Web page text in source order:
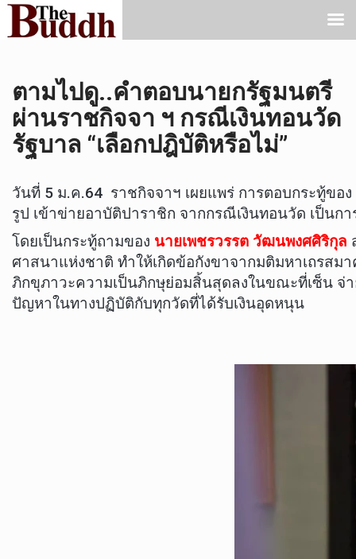
ตามไปดู..คำตอบนายกรัฐมนตรี
ผ่านราชกิจจา ฯ กรณีเงินทอนวัด
รัฐบาล “เลือกปฎิบัติหรือไม่”
วันที่ 5 ม.ค.64 ราชกิจจาฯ เผยแพร่ การตอบกระทู้ขอ
รูป เข้าข่ายอาบัติปาราชิก จากกรณีเงินทอนวัด เป็น
โดยเป็นกระทู้ถามของ นายเพชรวรรต วัฒนพงศศิริกุล
ศาสนาแห่งชาติ ทำให้เกิดข้อกังขาจากมติมหาเถรส
ภิกขุภาวะความเป็นภิกษุย่อมสิ้นสุดลงในขณะที่เซ็น จ่า
ปัญหาในทางปฏิบัติกับทุกวัดที่ได้รับเงินอุดหนุน